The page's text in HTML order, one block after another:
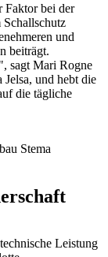
Faktor bei der
und
beiträgt.
sagt Mari Rogne
und hebt die
die tägliche
Stema
Leistung